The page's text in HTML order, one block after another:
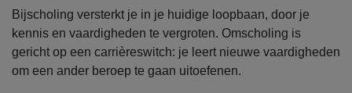
Bijscholing versterkt je in je huidige loopbaan, door je
kennis en vaardigheden te vergroten. Omscholing is
gericht op een carrièreswitch: je leert nieuwe vaardigheden
om een ander beroep te gaan uitoefenen.